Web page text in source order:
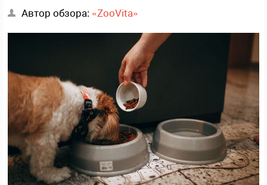
Автор обзора: «ZooVita»